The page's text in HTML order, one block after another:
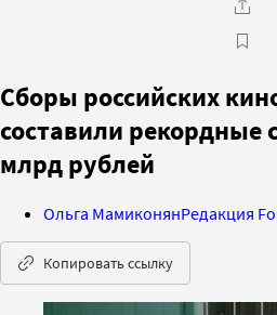
Сборы российских
составили рекордные
млрд рублей
Ольга МамиконянРедакция
Копировать ссылку